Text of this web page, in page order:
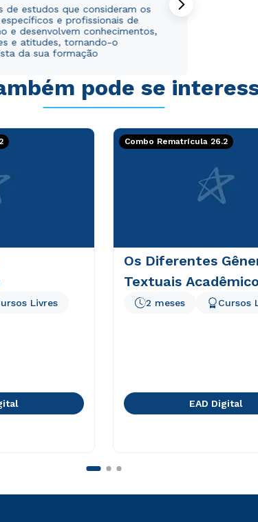
de estudos que consideram os
e profissionais de
e desenvolvem conhecimentos,
e atitudes, tornando-o
da sua formação
pode se
Livres
Combo Rematrícula 26.2
Os Diferentes
Textuais
2 meses Cursos
EAD Digital
WhatsApp
ou
de acordo com a Política de Privacidade.e
que meus dados sejam utilizados para o
WhatsApp
ou
de acordo com a Política de Privacidade.e
que meus dados sejam utilizados para o